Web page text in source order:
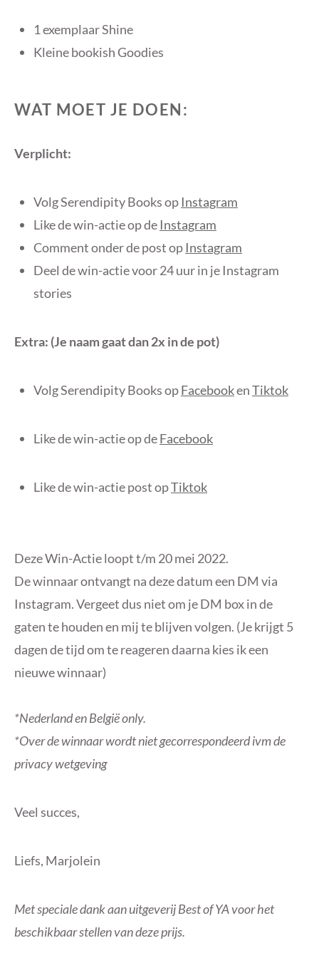
1 exemplaar Shine
Kleine bookish Goodies
WAT MOET JE DOEN:
Verplicht:
Volg Serendipity Books op Instagram
Like de win-actie op de Instagram
Comment onder de post op Instagram
Deel de win-actie voor 24 uur in je Instagram
stories
Extra: (Je naam gaat dan 2x in de pot)
Volg Serendipity Books opFacebookenTiktok
Like de win-actie op deFacebook
Like de win-actie post opTiktok
Deze Win-Actie loopt t/m 20 mei 2022.
De winnaar ontvangt na deze datum een DM via
Instagram. Vergeet dus niet om je DM box in de
gaten te houden en mij te blijven volgen. (Je krijgt 5
dagen de tijd om te reageren daarna kies ik een
nieuwe winnaar)
*Nederland en België only.
*Over de winnaar wordt niet gecorrespondeerd ivm de
privacy wetgeving
Veel succes,
Liefs, Marjolein
Met speciale dank aan uitgeverij Best of YA voor het
beschikbaar stellen van deze prijs.